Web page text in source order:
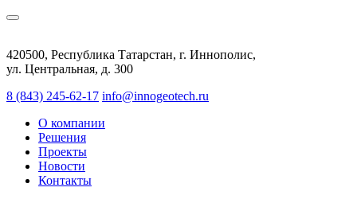
420500, Республика Татарстан, г. Иннополис,
ул. Центральная, д. 300
8 (843) 245-62-17 info@innogeotech.ru
О компании
Решения
Проекты
Новости
Контакты